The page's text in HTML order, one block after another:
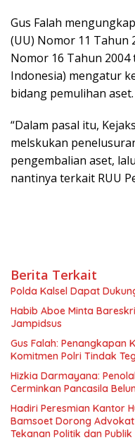
Gus Falah
(UU) Nomor 11 Tahun
Nomor 16 Tahun
Indonesia) mengatur
bidang pemulihan aset.
“Dalam pasal itu,
melskukan
pengembalian aset,
nantinya terkait RUU
Berita Terkait
Polda Kalsel Dapat
Habib Aboe Minta
Jampidsus
Gus Falah: Penangkapan
Komitmen Polri Tindak
Hizkia Darmayana:
Cerminkan Pancasila
Hadiri Peresmian Kantor
Bamsoet Dorong
Tekanan Politik dan Publik